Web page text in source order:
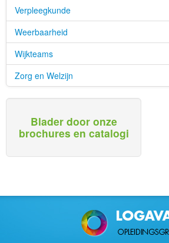
Verpleegkunde
Weerbaarheid
Wijkteams
Zorg en Welzijn
Blader door onze
brochures en catalogi